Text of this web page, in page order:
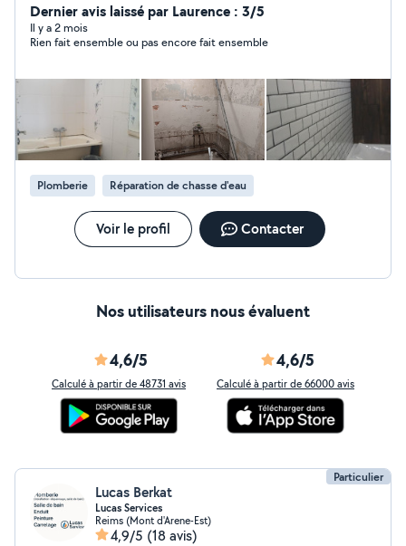
cuisine. - Rénovation de salle de bains. - Pose carrelage
et faïence. - Pose de lavabo et meuble. - Rénovation et
depannage plomberie. - Pose de parquet et sols
Dalle béton. - Abri de jardin. - Volets roulants. - Pose de
placoplatre. - Peinture. - Montage de meubles - Ménage
- Escabeau 5 marches Perceuse et forêts Perforateur
(marteau piqueur) Visseuse avec forêts et embouts
Scie sabre electrique Scie circulaire Scie sauteuse
Carrelette Etc ( demandez on ne sait jamais) A vous voir
bientôt.
Dernier avis laissé par Laurence : 3/5
Il y a 2 mois
Rien fait ensemble ou pas encore fait ensemble
Plomberie Réparation de chasse d'eau
Voir le profil Contacter
Nos utilisateurs nous évaluent
4,6/5
Calculé à partir de 48731 avis
4,6/5
Calculé à partir de 66000 avis
Particulier
Lucas Berkat
Lucas Services
Reims (Mont d'Arene-Est)
4,9/5 (18 avis)